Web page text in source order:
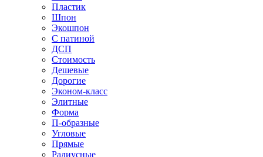
Пластик
Шпон
Экошпон
С патиной
ДСП
Стоимость
Дешевые
Дорогие
Эконом-класс
Элитные
Форма
П-образные
Угловые
Прямые
Радиусные